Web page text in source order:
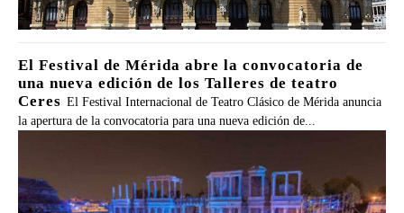
El Festival de Mérida abre la convocatoria de
una nueva edición de los Talleres de teatro
Ceres El Festival Internacional de Teatro Clásico de Mérida anuncia
la apertura de la convocatoria para una nueva edición de...